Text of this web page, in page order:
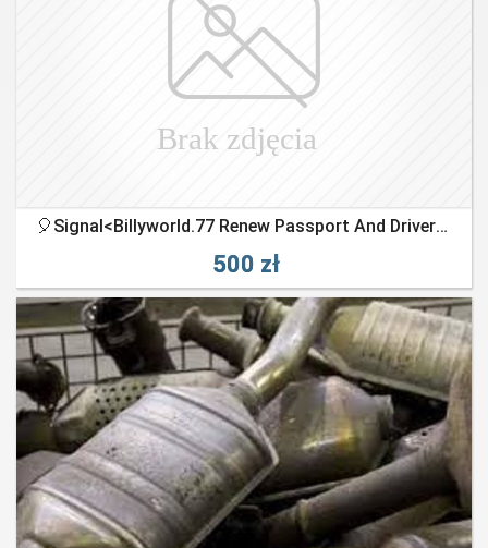
🎈Signal<Billyworld.77 Renew Passport And Drivers License Online Canada
500 zł